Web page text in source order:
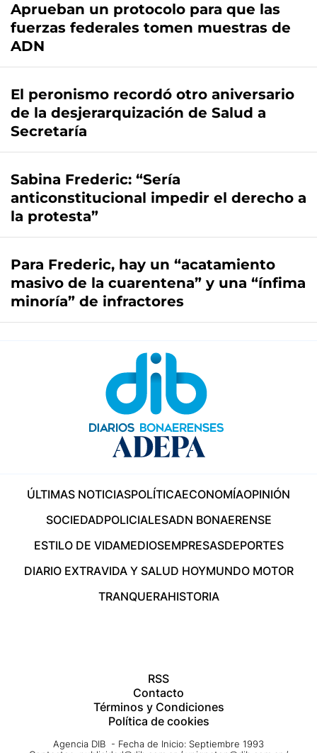
Aprueban un protocolo para que las
fuerzas federales tomen muestras de
ADN
El peronismo recordó otro aniversario
de la desjerarquización de Salud a
Secretaría
Sabina Frederic: “Sería
anticonstitucional impedir el derecho a
la protesta”
Para Frederic, hay un “acatamiento
masivo de la cuarentena” y una “ínfima
minoría” de infractores
ÚLTIMAS NOTICIASPOLÍTICAECONOMÍAOPINIÓN
SOCIEDADPOLICIALESADN BONAERENSE
ESTILO DE VIDAMEDIOSEMPRESASDEPORTES
DIARIO EXTRAVIDA Y SALUD HOYMUNDO MOTOR
TRANQUERAHISTORIA
RSS
Contacto
Términos y Condiciones
Política de cookies
Agencia DIB - Fecha de Inicio: Septiembre 1993